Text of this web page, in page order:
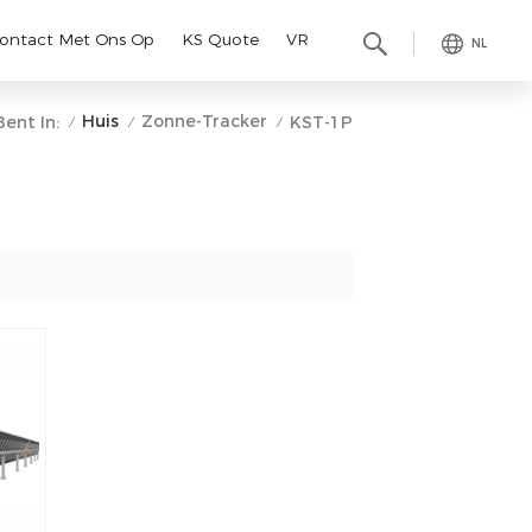
NL
Met Ons Op KS Quote VR
In: / Huis / Zonne-Tracker / KST-1P